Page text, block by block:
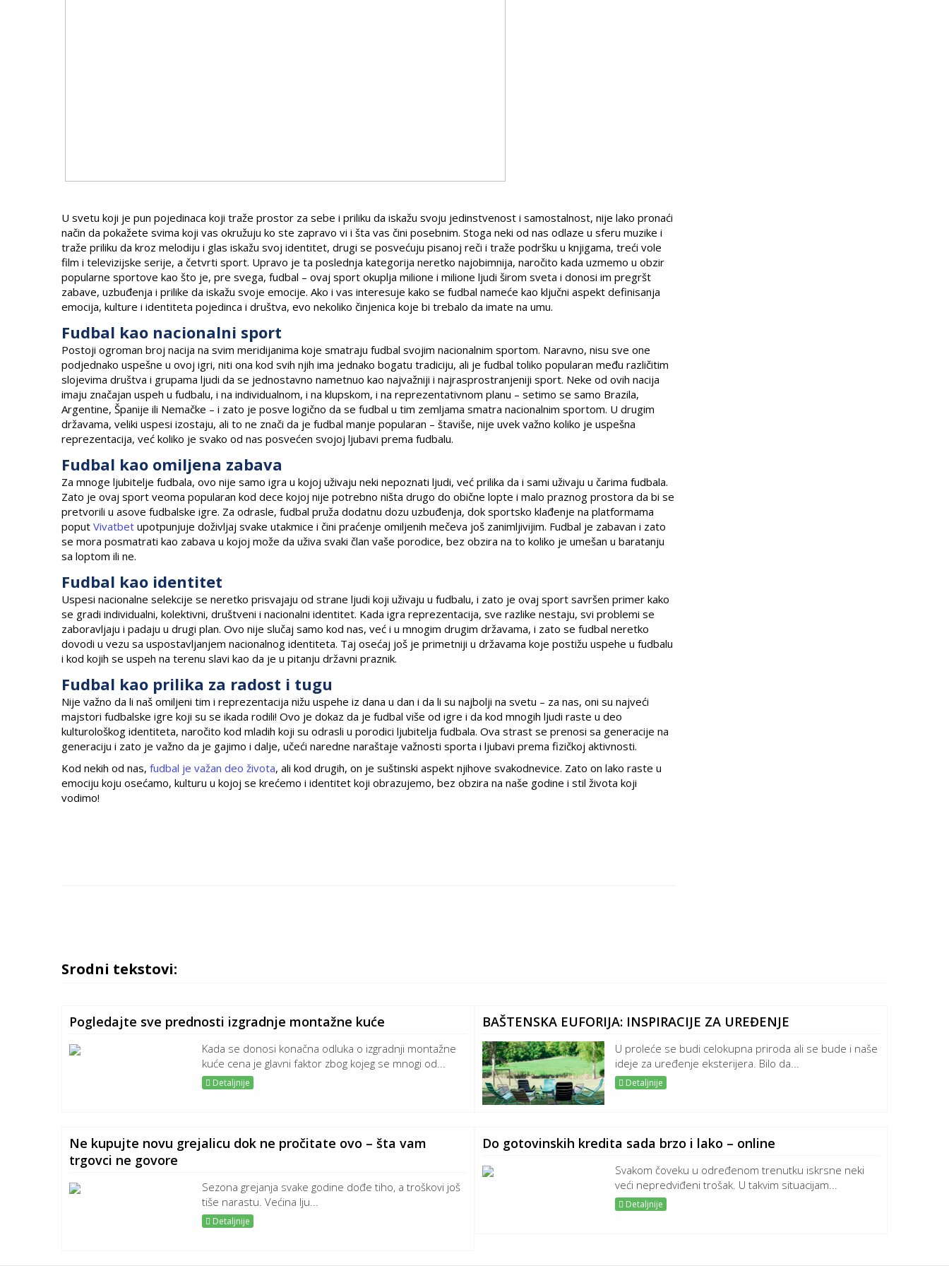
U svetu koji je pun pojedinaca koji traže prostor za sebe i priliku da iskažu svoju jedinstvenost i samostalnost, nije lako pronaći
način da pokažete svima koji vas okružuju ko ste zapravo vi i šta vas čini posebnim. Stoga neki od nas odlaze u sferu muzike i
traže priliku da kroz melodiju i glas iskažu svoj identitet, drugi se posvećuju pisanoj reči i traže podršku u knjigama, treći vole
film i televizijske serije, a četvrti sport. Upravo je ta poslednja kategorija neretko najobimnija, naročito kada uzmemo u obzir
popularne sportove kao što je, pre svega, fudbal – ovaj sport okuplja milione i milione ljudi širom sveta i donosi im pregršt
zabave, uzbuđenja i prilike da iskažu svoje emocije. Ako i vas interesuje kako se fudbal nameće kao ključni aspekt definisanja
emocija, kulture i identiteta pojedinca i društva, evo nekoliko činjenica koje bi trebalo da imate na umu.
Fudbal kao nacionalni sport
Postoji ogroman broj nacija na svim meridijanima koje smatraju fudbal svojim nacionalnim sportom. Naravno, nisu sve one
podjednako uspešne u ovoj igri, niti ona kod svih njih ima jednako bogatu tradiciju, ali je fudbal toliko popularan među različitim
slojevima društva i grupama ljudi da se jednostavno nametnuo kao najvažniji i najrasprostranjeniji sport. Neke od ovih nacija
imaju značajan uspeh u fudbalu, i na individualnom, i na klupskom, i na reprezentativnom planu – setimo se samo Brazila,
Argentine, Španije ili Nemačke – i zato je posve logično da se fudbal u tim zemljama smatra nacionalnim sportom. U drugim
državama, veliki uspesi izostaju, ali to ne znači da je fudbal manje popularan – štaviše, nije uvek važno koliko je uspešna
reprezentacija, već koliko je svako od nas posvećen svojoj ljubavi prema fudbalu.
Fudbal kao omiljena zabava
Za mnoge ljubitelje fudbala, ovo nije samo igra u kojoj uživaju neki nepoznati ljudi, već prilika da i sami uživaju u čarima fudbala.
Zato je ovaj sport veoma popularan kod dece kojoj nije potrebno ništa drugo do obične lopte i malo praznog prostora da bi se
pretvorili u asove fudbalske igre. Za odrasle, fudbal pruža dodatnu dozu uzbuđenja, dok sportsko klađenje na platformama
poput Vivatbet upotpunjuje doživljaj svake utakmice i čini praćenje omiljenih mečeva još zanimljivijim. Fudbal je zabavan i zato
se mora posmatrati kao zabava u kojoj može da uživa svaki član vaše porodice, bez obzira na to koliko je umešan u baratanju
sa loptom ili ne.
Fudbal kao identitet
Uspesi nacionalne selekcije se neretko prisvajaju od strane ljudi koji uživaju u fudbalu, i zato je ovaj sport savršen primer kako
se gradi individualni, kolektivni, društveni i nacionalni identitet. Kada igra reprezentacija, sve razlike nestaju, svi problemi se
zaboravljaju i padaju u drugi plan. Ovo nije slučaj samo kod nas, već i u mnogim drugim državama, i zato se fudbal neretko
dovodi u vezu sa uspostavljanjem nacionalnog identiteta. Taj osećaj još je primetniji u državama koje postižu uspehe u fudbalu
i kod kojih se uspeh na terenu slavi kao da je u pitanju državni praznik.
Fudbal kao prilika za radost i tugu
Nije važno da li naš omiljeni tim i reprezentacija nižu uspehe iz dana u dan i da li su najbolji na svetu – za nas, oni su najveći
majstori fudbalske igre koji su se ikada rodili! Ovo je dokaz da je fudbal više od igre i da kod mnogih ljudi raste u deo
kulturološkog identiteta, naročito kod mladih koji su odrasli u porodici ljubitelja fudbala. Ova strast se prenosi sa generacije na
generaciju i zato je važno da je gajimo i dalje, učeći naredne naraštaje važnosti sporta i ljubavi prema fizičkoj aktivnosti.
Kod nekih od nas, fudbal je važan deo života, ali kod drugih, on je suštinski aspekt njihove svakodnevice. Zato on lako raste u
emociju koju osećamo, kulturu u kojoj se krećemo i identitet koji obrazujemo, bez obzira na naše godine i stil života koji
vodimo!
Srodni tekstovi:
Pogledajte sve prednosti izgradnje montažne kuće
Kada se donosi konačna odluka o izgradnji montažne
kuće cena je glavni faktor zbog kojeg se mnogi od...
Detaljnije
BAŠTENSKA EUFORIJA: INSPIRACIJE ZA UREĐENJE
U proleće se budi celokupna priroda ali se bude i naše
ideje za uređenje eksterijera. Bilo da...
Detaljnije
Ne kupujte novu grejalicu dok ne pročitate ovo – šta vam
trgovci ne govore
Sezona grejanja svake godine dođe tiho, a troškovi još
tiše narastu. Većina lju...
Detaljnije
Do gotovinskih kredita sada brzo i lako – online
Svakom čoveku u određenom trenutku iskrsne neki
veći nepredviđeni trošak. U takvim situacijam...
Detaljnije